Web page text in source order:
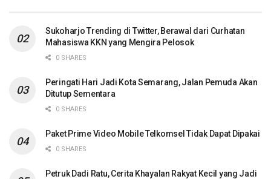
Sukoharjo Trending di Twitter, Berawal dari Curhatan
Mahasiswa KKN yang Mengira Pelosok
0 SHARES
Peringati Hari Jadi Kota Semarang, Jalan Pemuda Akan
Ditutup Sementara
0 SHARES
Paket Prime Video Mobile Telkomsel Tidak Dapat Dipakai
0 SHARES
Petruk Dadi Ratu, Cerita Khayalan Rakyat Kecil yang Jadi